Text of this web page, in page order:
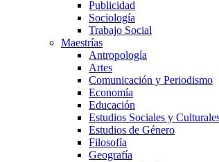
Publicidad
Sociología
Trabajo Social
Maestrías
Antropología
Artes
Comunicación y Periodismo
Economía
Educación
Estudios Sociales y
Estudios de Género
Filosofía
Geografía